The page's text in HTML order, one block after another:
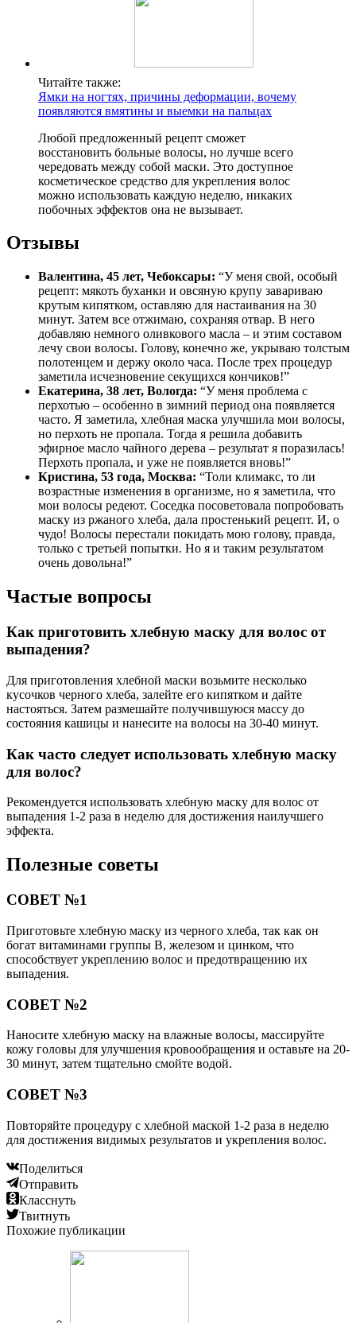
Читайте также:
Ямки на ногтях, причины деформации, вочему
появляются вмятины и выемки на пальцах
Любой предложенный рецепт сможет
восстановить больные волосы, но лучше всего
чередовать между собой маски. Это доступное
косметическое средство для укрепления волос
можно использовать каждую неделю, никаких
побочных эффектов она не вызывает.
Отзывы
Валентина, 45 лет, Чебоксары: “У меня свой, особый
рецепт: мякоть буханки и овсяную крупу завариваю
крутым кипятком, оставляю для настаивания на 30
минут. Затем все отжимаю, сохраняя отвар. В него
добавляю немного оливкового масла – и этим составом
лечу свои волосы. Голову, конечно же, укрываю толстым
полотенцем и держу около часа. После трех процедур
заметила исчезновение секущихся кончиков!”
Екатерина, 38 лет, Вологда: “У меня проблема с
перхотью – особенно в зимний период она появляется
часто. Я заметила, хлебная маска улучшила мои волосы,
но перхоть не пропала. Тогда я решила добавить
эфирное масло чайного дерева – результат я поразилась!
Перхоть пропала, и уже не появляется вновь!”
Кристина, 53 года, Москва: “Толи климакс, то ли
возрастные изменения в организме, но я заметила, что
мои волосы редеют. Соседка посоветовала попробовать
маску из ржаного хлеба, дала простенький рецепт. И, о
чудо! Волосы перестали покидать мою голову, правда,
только с третьей попытки. Но я и таким результатом
очень довольна!”
Частые вопросы
Как приготовить хлебную маску для волос от
выпадения?
Для приготовления хлебной маски возьмите несколько
кусочков черного хлеба, залейте его кипятком и дайте
настояться. Затем размешайте получившуюся массу до
состояния кашицы и нанесите на волосы на 30-40 минут.
Как часто следует использовать хлебную маску
для волос?
Рекомендуется использовать хлебную маску для волос от
выпадения 1-2 раза в неделю для достижения наилучшего
эффекта.
Полезные советы
СОВЕТ №1
Приготовьте хлебную маску из черного хлеба, так как он
богат витаминами группы В, железом и цинком, что
способствует укреплению волос и предотвращению их
выпадения.
СОВЕТ №2
Наносите хлебную маску на влажные волосы, массируйте
кожу головы для улучшения кровообращения и оставьте на 20-
30 минут, затем тщательно смойте водой.
СОВЕТ №3
Повторяйте процедуру с хлебной маской 1-2 раза в неделю
для достижения видимых результатов и укрепления волос.
Поделиться
Отправить
Класснуть
Твитнуть
Похожие публикации